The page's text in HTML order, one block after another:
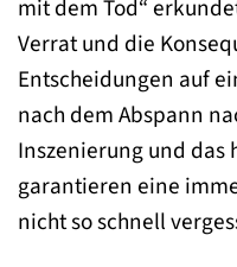
mit dem Tod“
Verrat und die
Entscheidungen auf
nach dem Abspann
Inszenierung und das
garantieren eine
nicht so schnell